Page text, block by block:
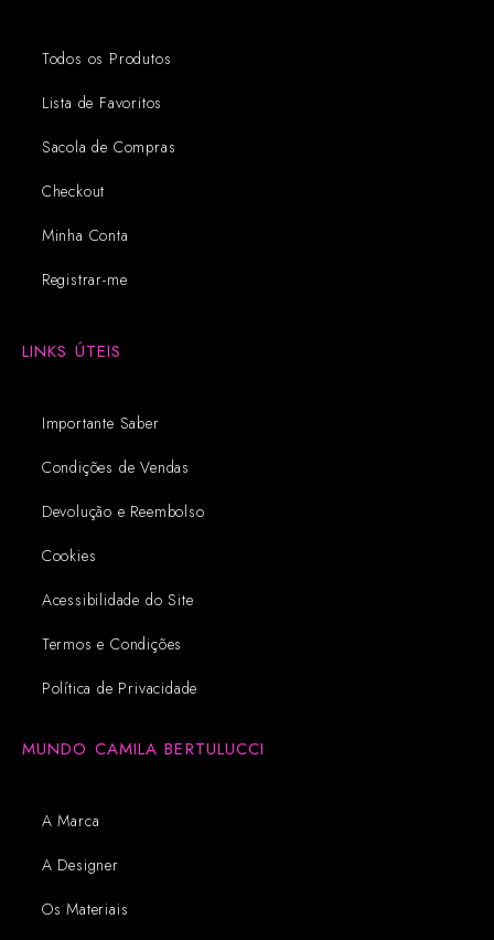
Todos os Produtos
Lista de Favoritos
Sacola de Compras
Checkout
Minha Conta
Registrar-me
LINKS ÚTEIS
Importante Saber
Condições de Vendas
Devolução e Reembolso
Cookies
Acessibilidade do Site
Termos e Condições
Política de Privacidade
MUNDO CAMILA BERTULUCCI
A Marca
A Designer
Os Materiais